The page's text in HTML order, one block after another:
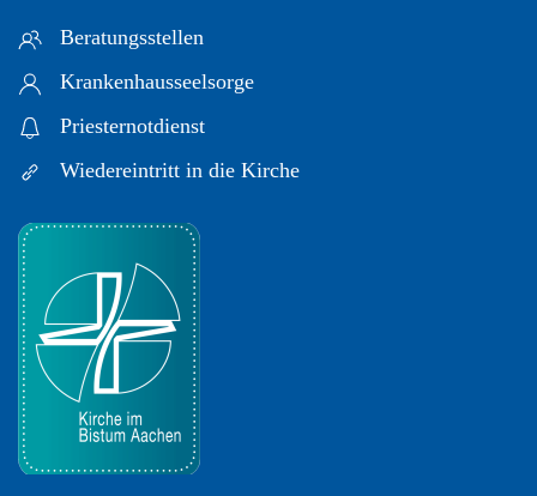
Beratungsstellen
Krankenhausseelsorge
Priesternotdienst
Wiedereintritt in die Kirche